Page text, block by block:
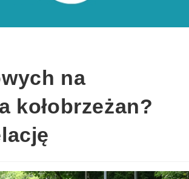
na
kołobrzeżan?